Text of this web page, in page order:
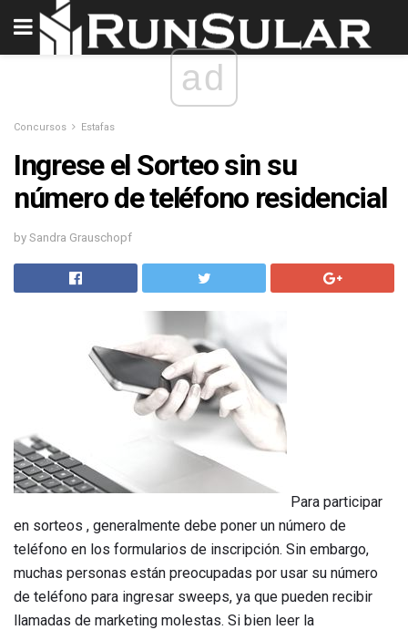
ad
Concursos Estafas
Ingrese el Sorteo sin su
número de teléfono residencial
by Sandra Grauschopf
Para participar
en sorteos , generalmente debe poner un número de
teléfono en los formularios de inscripción. Sin embargo,
muchas personas están preocupadas por usar su número
de teléfono para ingresar sweeps, ya que pueden recibir
llamadas de marketing molestas. Si bien leer la